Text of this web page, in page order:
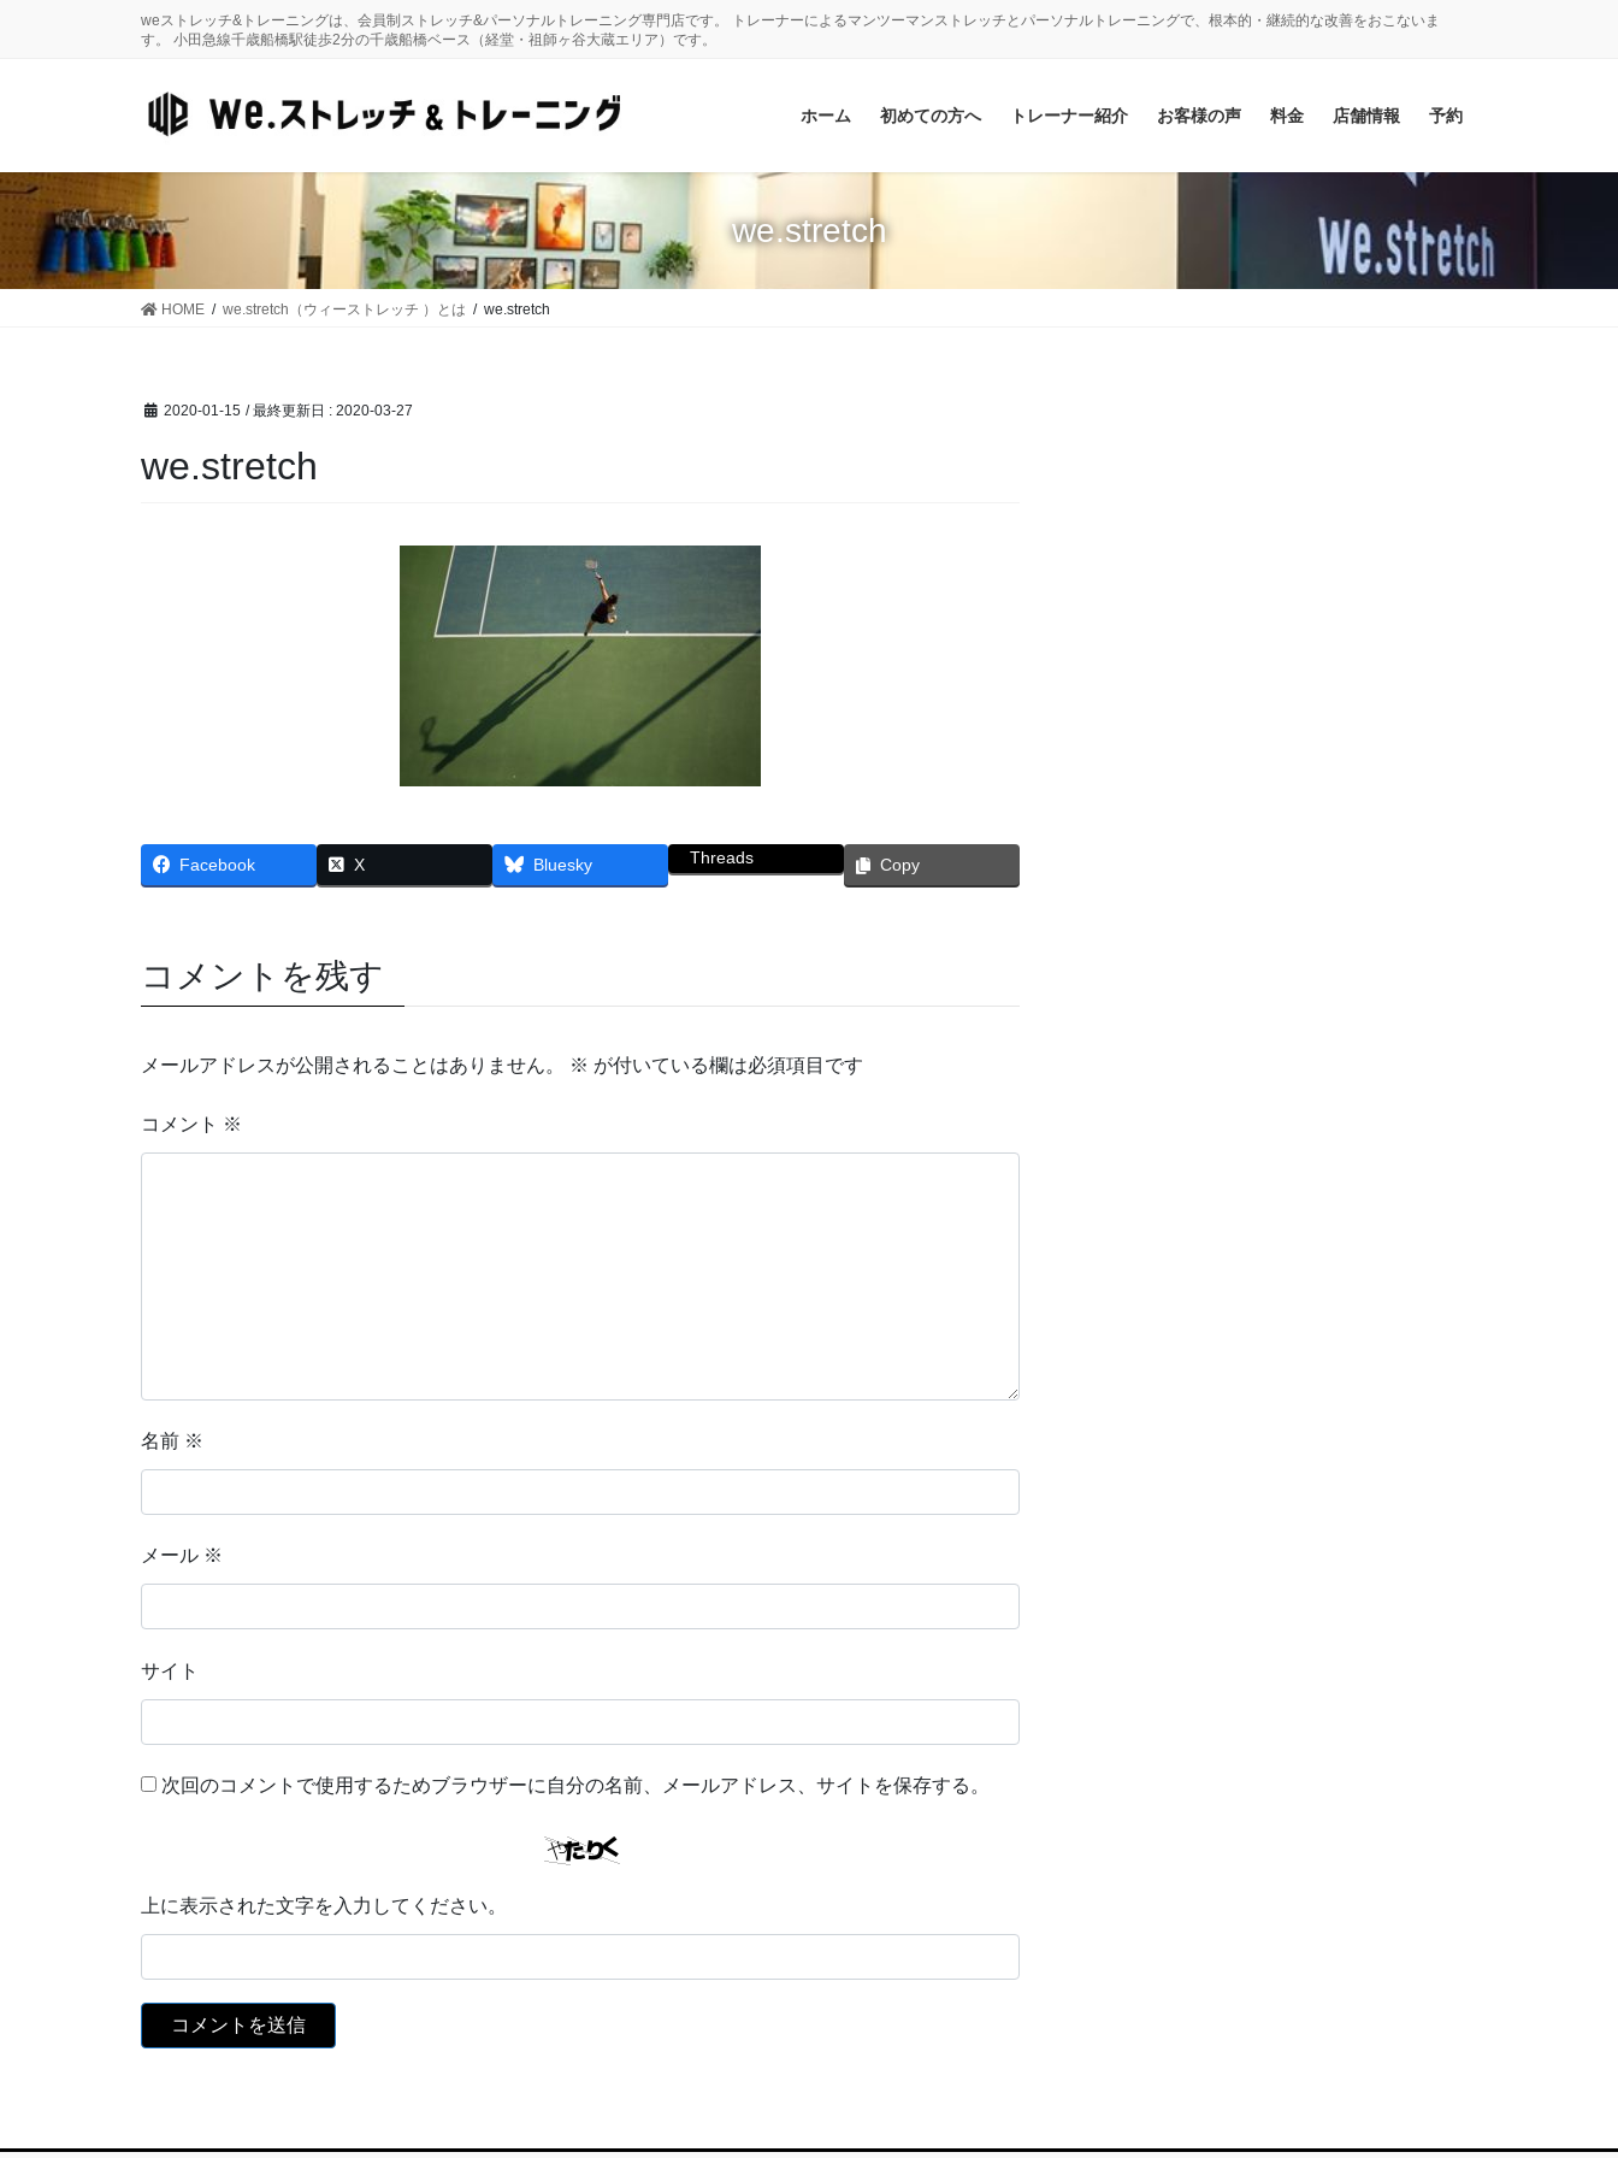
移
動
ン
に
weストレッチ&トレーニングは、会員制ストレッチ&パーソナルトレーニング専門店です。 トレーナーによるマンツーマンストレッチとパーソナルトレーニングで、根本的・継続的な改善をおこないま
す。 小田急線千歳船橋駅徒歩2分の千歳船橋ベース（経堂・祖師ヶ谷大蔵エリア）です。
ホーム 初めての方へ トレーナー紹介 お客様の声 料金 店舗情報 予約
we.stretch
HOME we.stretch（ウィーストレッチ ）とは we.stretch
2020-01-15 / 最終更新日 : 2020-03-27
we.stretch
Facebook X Bluesky Threads Copy
コメントを残す
メールアドレスが公開されることはありません。 ※ が付いている欄は必須項目です
コメント ※
名前 ※
メール ※
サイト
次回のコメントで使用するためブラウザーに自分の名前、メールアドレス、サイトを保存する。
上に表示された文字を入力してください。